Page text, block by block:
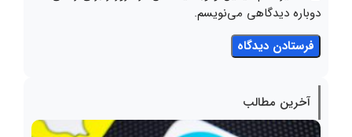
دوباره دیدگاهی می‌نویسم.
آخرین مطالب